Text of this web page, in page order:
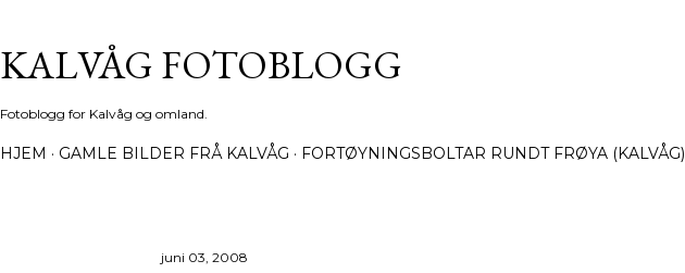
KALVÅG FOTOBLOGG
Fotoblogg for Kalvåg og omland.
HJEM GAMLE BILDER FRÅ KALVÅG FORTØYNINGSBOLTAR RUNDT FRØYA (KALVÅG)
juni 03, 2008